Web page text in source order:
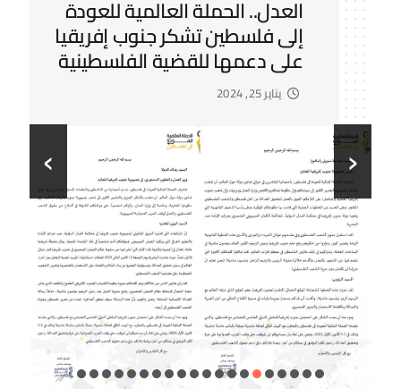
العدل.. الحملة العالمية للعودة
إلى فلسطين تشكر جنوب إفريقيا
على دعمها للقضية الفلسطينية
يناير 25, 2024
‹
›